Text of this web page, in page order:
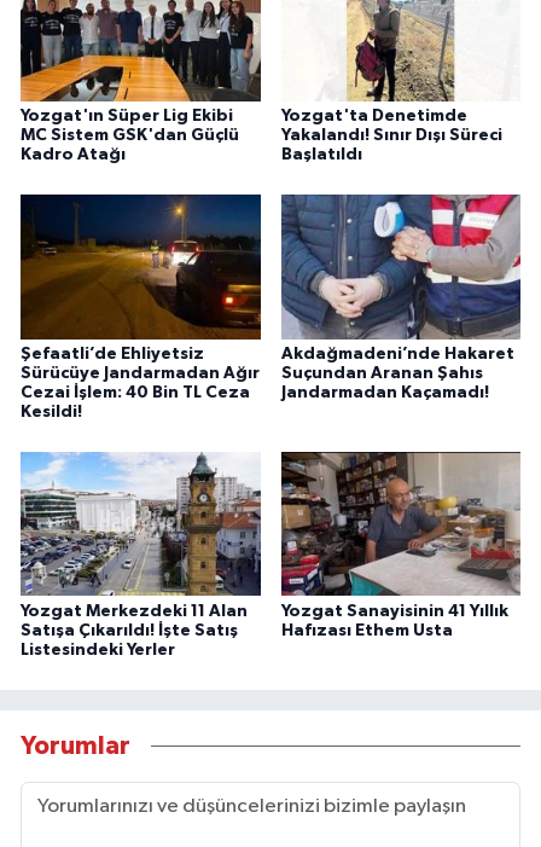
Yozgat'ın Süper Lig Ekibi
MC Sistem GSK'dan Güçlü
Kadro Atağı
Yozgat'ta Denetimde
Yakalandı! Sınır Dışı Süreci
Başlatıldı
Şefaatli’de Ehliyetsiz
Sürücüye Jandarmadan Ağır
Cezai İşlem: 40 Bin TL Ceza
Kesildi!
Akdağmadeni’nde Hakaret
Suçundan Aranan Şahıs
Jandarmadan Kaçamadı!
Yozgat Merkezdeki 11 Alan
Satışa Çıkarıldı! İşte Satış
Listesindeki Yerler
Yozgat Sanayisinin 41 Yıllık
Hafızası Ethem Usta
Yorumlar